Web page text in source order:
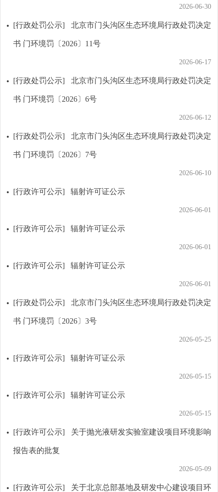
2026-06-30
[行政处罚公示] 北京市门头沟区生态环境局行政处罚决定
书 门环境罚〔2026〕11号
2026-06-17
[行政处罚公示] 北京市门头沟区生态环境局行政处罚决定
书 门环境罚〔2026〕6号
2026-06-12
[行政处罚公示] 北京市门头沟区生态环境局行政处罚决定
书 门环境罚〔2026〕7号
2026-06-10
[行政许可公示] 辐射许可证公示
2026-06-01
[行政许可公示] 辐射许可证公示
2026-06-01
[行政许可公示] 辐射许可证公示
2026-06-01
[行政处罚公示] 北京市门头沟区生态环境局行政处罚决定
书 门环境罚〔2026〕3号
2026-05-25
[行政许可公示] 辐射许可证公示
2026-05-15
[行政许可公示] 辐射许可证公示
2026-05-15
[行政许可公示] 关于抛光液研发实验室建设项目环境影响
报告表的批复
2026-05-09
[行政许可公示] 关于北京总部基地及研发中心建设项目环